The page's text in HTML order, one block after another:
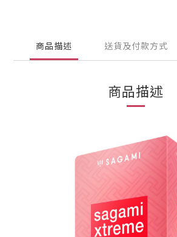
商品描述 送貨及付款方式
商品描述